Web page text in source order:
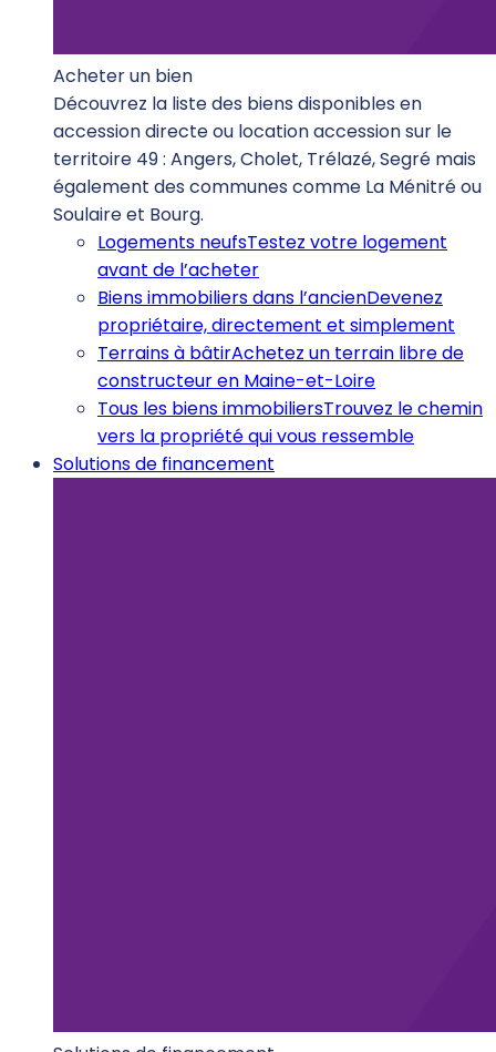
Acheter un bien
Découvrez la liste des biens disponibles en
accession directe ou location accession sur le
territoire 49 : Angers, Cholet, Trélazé, Segré mais
également des communes comme La Ménitré ou
Soulaire et Bourg.
Logements neufsTestez votre logement
avant de l’acheter
Biens immobiliers dans l’ancienDevenez
propriétaire, directement et simplement
Terrains à bâtirAchetez un terrain libre de
constructeur en Maine-et-Loire
Tous les biens immobiliersTrouvez le chemin
vers la propriété qui vous ressemble
Solutions de financement